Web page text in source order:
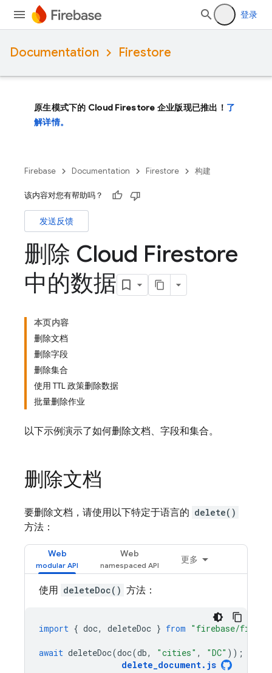
登录
Documentation Firestore
原生模式下的 Cloud Firestore 企业版现已推出！ 了
解详情。
Firebase Documentation Firestore 构建
该内容对您有帮助吗？
发送反馈
删除 Cloud Firestore
中的数据
本页内容
删除文档
删除字段
删除集合
使用 TTL 政策删除数据
批量删除作业
以下示例演示了如何删除文档、字段和集合。
删除文档
要删除文档，请使用以下特定于语言的 delete()
方法：
Web Web
更多
使用 deleteDoc() 方法：
import { doc, deleteDoc } from "firebase/
await deleteDoc(doc(db, "cities" , "DC" ));
delete_document. js